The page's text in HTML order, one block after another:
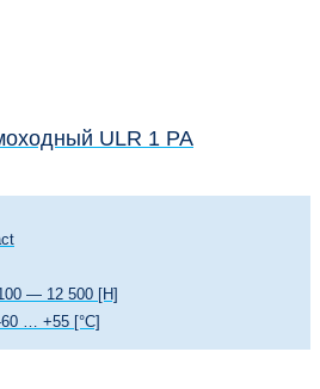
ULR 1 PA
— 12 500 [Н]
… +55 [°C]